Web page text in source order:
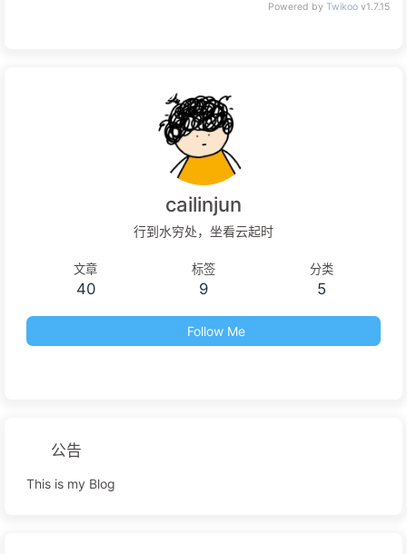
Powered by Twikoo v1.7.15
cailinjun
行到水穷处，坐看云起时
文章
40
标签
9
分类
5
Follow Me
公告
This is my Blog